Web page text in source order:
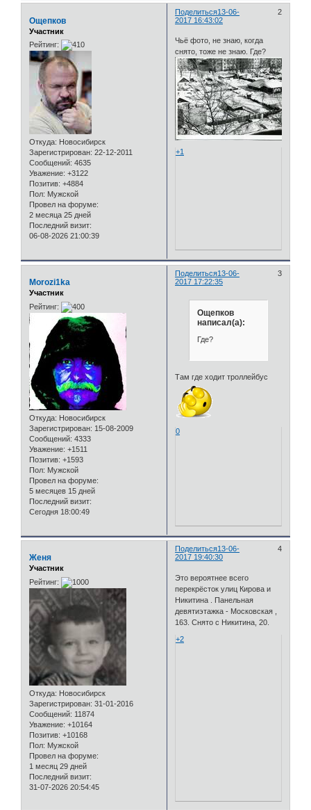
Поделиться 2
13-06-
2017 16:43:02
Ощепков
Участник
Рейтинг:
Откуда: Новосибирск
Зарегистрирован: 22-12-2011
Сообщений: 4635
Уважение: +3122
Позитив: +4884
Пол: Мужской
Провел на форуме:
2 месяца 25 дней
Последний визит:
06-08-2026 21:00:39
Чьё фото, не знаю, когда
снято, тоже не знаю. Где?
+1
Поделиться 3
13-06-
2017 17:22:35
Morozi1ka
Участник
Рейтинг:
Откуда: Новосибирск
Зарегистрирован: 15-08-2009
Сообщений: 4333
Уважение: +1511
Позитив: +1593
Пол: Мужской
Провел на форуме:
5 месяцев 15 дней
Последний визит:
Сегодня 18:00:49
Ощепков
написал(а):
Где?
Там где ходит троллейбус
0
Поделиться 4
13-06-
2017 19:40:30
Женя
Участник
Рейтинг:
Откуда: Новосибирск
Зарегистрирован: 31-01-2016
Сообщений: 11874
Уважение: +10164
Позитив: +10168
Пол: Мужской
Провел на форуме:
1 месяц 29 дней
Последний визит:
31-07-2026 20:54:45
Это вероятнее всего
перекрёсток улиц Кирова и
Никитина . Панельная
девятиэтажка - Московская ,
163. Снято с Никитина, 20.
+2